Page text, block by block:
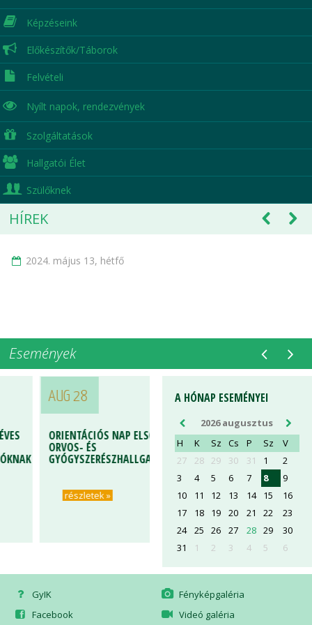
Képzéseink
Előkészítők/Táborok
Felvételi
Nyílt napok, rendezvények
Szolgáltatások
Hallgatói Élet
Szülőknek
HÍREK
2024. május 13, hétfő
Események
A HÓNAP ESEMÉNYEI
2026 augusztus
H
K Sz Cs P Sz
V
27
28 29 30 31 1
2
3
4 5 6 7 8
9
10
11 12 13 14 15
16
17
18 19 20 21 22
23
24
25 26 27 28 29
30
31
1 2 3 4 5 6
AUG 28
ORIENTÁCIÓS NAP ELSŐÉVES
ORVOS- ÉS
GYÓGYSZERÉSZHALLGATÓKNAK
részletek »
GyIK
Facebook
Fényképgaléria
Videó galéria